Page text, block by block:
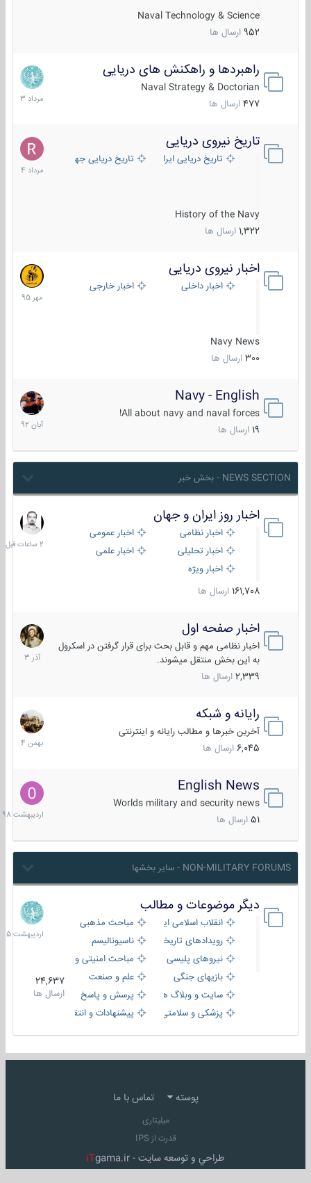
Naval Technology & Science
952 ارسال ها
راهبردها و راهکنش های دریایی
Naval Strategy & Doctorian
477 ارسال ها
2
مرداد
1403
تاریخ نیروی دریایی
تاریخ دریایی ایران تاریخ دریایی جهان
History of the Navy
1,322 ارسال ها
16
مرداد
1404
اخبار نیروی دریایی
اخبار داخلی اخبار خارجی
Navy News
300 ارسال ها
27
مهر
1395
Navy - English
All about navy and naval forces!
ارسال ها
22
آبان
1392
NEWS SECTION - بخش خبر
اخبار روز ایران و جهان
اخبار نظامی
اخبار عمومی
اخبار تحلیلی
اخبار علمی
اخبار ویژه
161,708 ارسال ها
2
ساعات
قبل
اخبار صفحه اول
اخبار نظامی مهم و قابل بحث برای قرار گرفتن در اسکرول
به این بخش منتقل میشوند.
2,339 ارسال ها
7
آذر
1403
رایانه و شبکه
آخرین خبرها و مطالب رایانه و اینترنتی
6,045 ارسال ها
30
بهمن
1404
English News
Worlds military and security news
51 ارسال ها
10
1398
NON-MILITARY FORUMS - سایر بخشها
دیگر موضوعات و مطالب
انقلاب اسلامی ایران
مباحث مذهبی
رویدادهای تاریخی و مذهبیناسیونالیسم
نیروهای پلیسی
مباحث امنیتی و اطلاعاتی
بازیهای جنگی
علم و صنعت
سایت و وبلاگ ها
پرسش و پاسخ
پزشکی و سلامتی
پیشنهادات و انتقادات
24,637
ارسال ها
8
1405
پوسته تماس با ما
میلیتاری
قدرت از IPS
طراحي و توسعه سايت - iTgama.ir